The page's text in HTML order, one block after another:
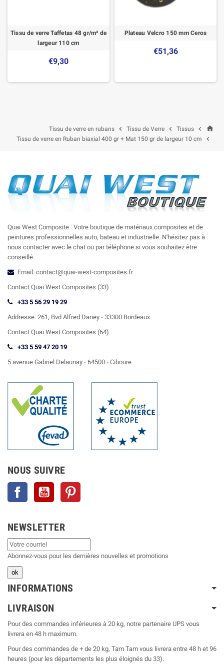
Tissu de verre Taffetas 48 gr/m² de
largeur 110 cm
€9,30
Plateau Velcro 150 mm Ceros
€51,36
home

Tissus

Tissu de Verre

Tissu de verre en rubans

Tissu de verre en Ruban biaxial 400 gr + Mat 150 gr de largeur 10 cm
Quai West Composite : Votre boutique de matériaux composites et de
peintures professionnelles auto, bateau et industrielle. N'hésitez pas à
nous contacter avec le chat ou par téléphone si vous souhaitez être
conseillé.
Email: contact@quai-west-composites.fr
Contact Quai West Composites (33)
+33 5 56 29 19 29
Addresse: 261, Bvd Alfred Daney - 33300 Bordeaux
Contact Quai West Composites (64)
+33 5 59 47 20 19
5 avenue Gabriel Delaunay - 64500 - Ciboure
NOUS SUIVRE
Facebook YouTube
NEWSLETTER
Abonnez-vous pour les dernières nouvelles et promotions
INFORMATIONS
LIVRAISON
Pour des commandes inférieures à 20 kg, notre partenaire UPS vous
livrera en 48 h maximum.
Pour des commandes de + de 20 kg, Tam Tam vous livrera entre 48 h et 96
heures (pour les départements les plus éloignés du 33).